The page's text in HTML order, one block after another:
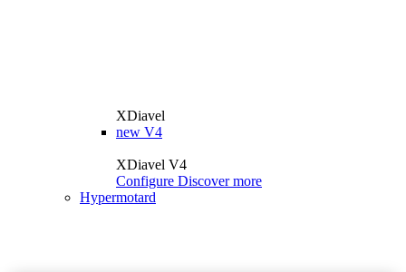
XDiavel
new V4
XDiavel V4
Configure Discover more
Hypermotard